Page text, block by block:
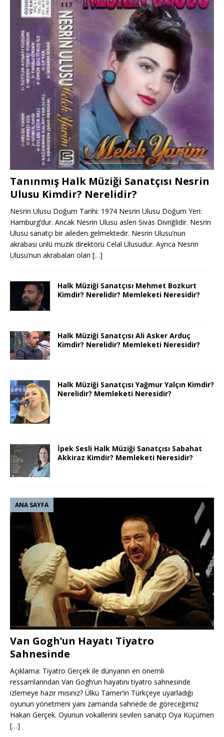
Tanınmış Halk Müziği Sanatçısı Nesrin
Ulusu Kimdir? Nerelidir?
Nesrin Ulusu Doğum Tarihi: 1974 Nesrin Ulusu Doğum Yeri:
Hamburg’dur. Ancak Nesrin Ulusu aslen Sivas Divriğlidir. Nesrin
Ulusu sanatçı bir aileden gelmektedir. Nesrin Ulusu’nun
akrabası ünlü müzik direktörü Celal Ulusudur. Ayrıca Nesrin
Ulusu’nun akrabaları olan […]
Halk Müziği Sanatçısı Mehmet Bozkurt
Kimdir? Nerelidir? Memleketi Neresidir?
Halk Müziği Sanatçısı Ali Asker Arduç
Kimdir? Nerelidir? Memleketi Neresidir?
Halk Müziği Sanatçısı Yağmur Yalçın Kimdir?
Nerelidir? Memleketi Neresidir?
İpek Sesli Halk Müziği Sanatçısı Sabahat
Akkiraz Kimdir? Memleketi Neresidir?
Van Gogh’un Hayatı Tiyatro
Sahnesinde
ANA SAYFA
Açıklama: Tiyatro Gerçek ile dünyanın en önemli
ressamlarından Van Gogh’un hayatını tiyatro sahnesinde
izlemeye hazır mısınız? Ülkü Tamer’in Türkçeye uyarladığı
oyunun yönetmeni yanı zamanda sahnede de göreceğimiz
Hakan Gerçek. Oyunun vokallerini sevilen sanatçı Oya Küçümen
[…]